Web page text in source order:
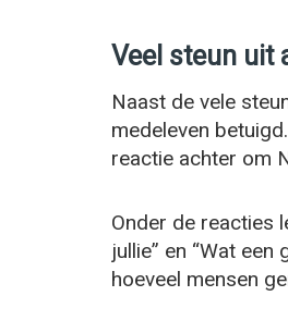
Veel steun uit
Naast de vele
medeleven
reactie achter om
Onder de reacties
jullie” en “Wat
hoeveel mensen